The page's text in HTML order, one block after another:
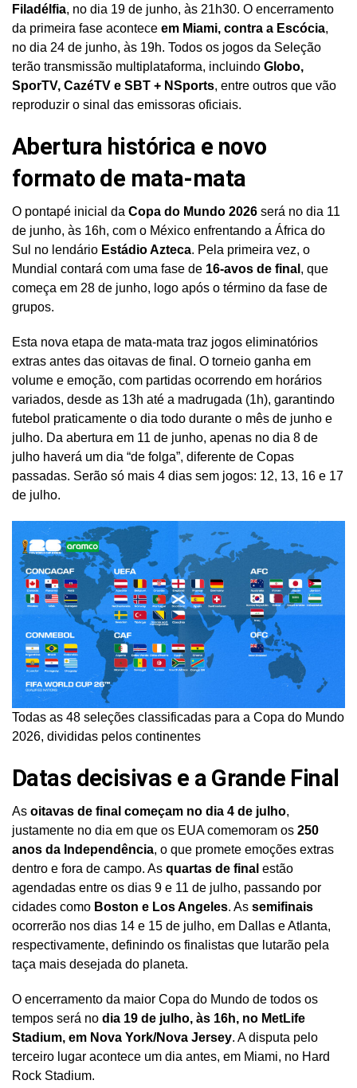
Filadélfia, no dia 19 de junho, às 21h30. O encerramento
da primeira fase acontece em Miami, contra a Escócia,
no dia 24 de junho, às 19h. Todos os jogos da Seleção
terão transmissão multiplataforma, incluindo Globo,
SporTV, CazéTV e SBT + NSports, entre outros que vão
reproduzir o sinal das emissoras oficiais.
Abertura histórica e novo
formato de mata-mata
O pontapé inicial da Copa do Mundo 2026 será no dia 11
de junho, às 16h, com o México enfrentando a África do
Sul no lendário Estádio Azteca. Pela primeira vez, o
Mundial contará com uma fase de 16-avos de final , que
começa em 28 de junho, logo após o término da fase de
grupos.
Esta nova etapa de mata-mata traz jogos eliminatórios
extras antes das oitavas de final. O torneio ganha em
volume e emoção, com partidas ocorrendo em horários
variados, desde as 13h até a madrugada (1h), garantindo
futebol praticamente o dia todo durante o mês de junho e
julho. Da abertura em 11 de junho, apenas no dia 8 de
julho haverá um dia “de folga”, diferente de Copas
passadas. Serão só mais 4 dias sem jogos: 12, 13, 16 e 17
de julho.
Todas as 48 seleções classificadas para a Copa do Mundo
2026, divididas pelos continentes
Datas decisivas e a Grande Final
As oitavas de final começam no dia 4 de julho,
justamente no dia em que os EUA comemoram os 250
anos da Independência, o que promete emoções extras
dentro e fora de campo. As quartas de final estão
agendadas entre os dias 9 e 11 de julho, passando por
cidades como Boston e Los Angeles. As semifinais
ocorrerão nos dias 14 e 15 de julho, em Dallas e Atlanta,
respectivamente, definindo os finalistas que lutarão pela
taça mais desejada do planeta.
O encerramento da maior Copa do Mundo de todos os
tempos será no dia 19 de julho, às 16h, no MetLife
Stadium, em Nova York/Nova Jersey. A disputa pelo
terceiro lugar acontece um dia antes, em Miami, no Hard
Rock Stadium.